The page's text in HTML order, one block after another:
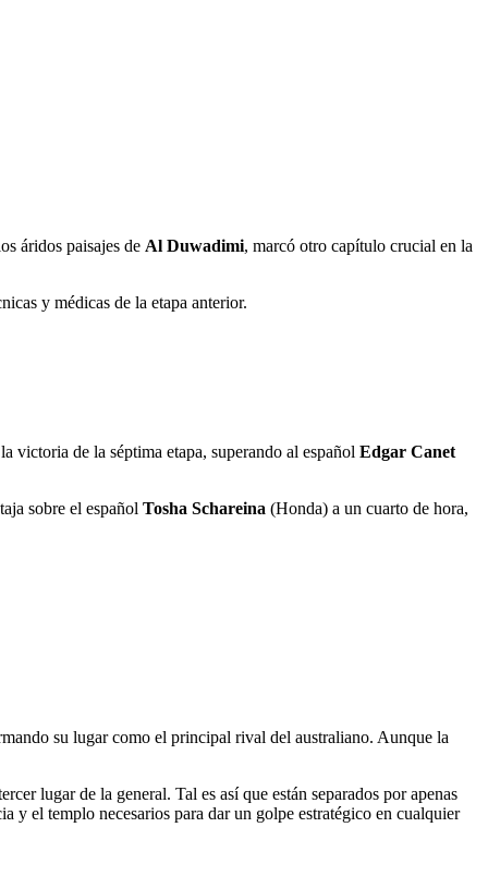
áridos paisajes de Al Duwadimi, marcó otro capítulo crucial en la
y médicas de la etapa anterior.
de la séptima etapa, superando al español Edgar Canet
sobre el español Tosha Schareina (Honda) a un cuarto de hora,
su lugar como el principal rival del australiano. Aunque la
lugar de la general. Tal es así que están separados por apenas
y el templo necesarios para dar un golpe estratégico en cualquier